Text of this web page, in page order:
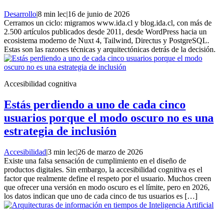
Desarrollo|8 min lec|16 de junio de 2026
Cerramos un ciclo: migramos www.ida.cl y blog.ida.cl, con más de
2.500 artículos publicados desde 2011, desde WordPress hacia un
ecosistema moderno de Nuxt 4, Tailwind, Directus y PostgreSQL.
Estas son las razones técnicas y arquitectónicas detrás de la decisión.
Accesibilidad cognitiva
Estás perdiendo a uno de cada cinco
usuarios porque el modo oscuro no es una
estrategia de inclusión
Accesibilidad|3 min lec|26 de marzo de 2026
Existe una falsa sensación de cumplimiento en el diseño de
productos digitales. Sin embargo, la accesibilidad cognitiva es el
factor que realmente define el respeto por el usuario. Muchos creen
que ofrecer una versión en modo oscuro es el límite, pero en 2026,
los datos indican que uno de cada cinco de tus usuarios es […]